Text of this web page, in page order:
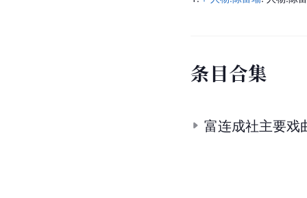
条目合集
富连成社主要戏